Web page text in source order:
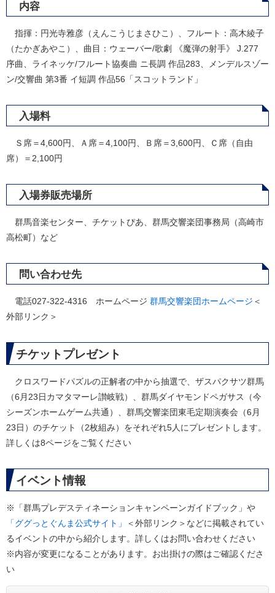
内容
指揮：円光寺雅彦（えんこうじまさひこ）、フルート：高木綾子
（たかぎあやこ）、曲目：ウェーバー/歌劇 《魔弾の射手》 J.277
序曲、ライネッケ/フルート協奏曲 ニ長調 作品283、メンデルスゾー
ン/交響曲 第3番 イ短調 作品56「スコットランド」
入場料
Ｓ席＝4,600円、Ａ席＝4,100円、Ｂ席＝3,600円、Ｃ席（自由
席）＝2,100円
入場券販売場所
群馬音楽センター、チケットぴあ、群馬交響楽団事務局（高崎市
高松町）など
問い合わせ先
電話027-322-4316 ホームページ 群馬交響楽団ホームページ ＜
外部リンク＞
チケットプレゼント
クロスワードパズルの正解者の中から抽選で、ザスパクサツ群馬
（6月23日カマタマーレ讃岐戦）、群馬ダイヤモンドペガサス（今
シーズンホームゲーム共通）、群馬交響楽団東毛定期演奏会（6月
23日）のチケット（2枚組み）をそれぞれ5人にプレゼントします。
詳しくは8ページをご覧ください
イベント情報
※「群馬プレデスティネーションキャンペーンガイドブック」や
「ググっとぐんま公式サイト」
＜外部リンク＞ などに掲載されてい
るイベントの中から紹介します。詳しくはお問い合わせください
※内容が変更になることがあります。お出掛けの際はご確認くださ
い